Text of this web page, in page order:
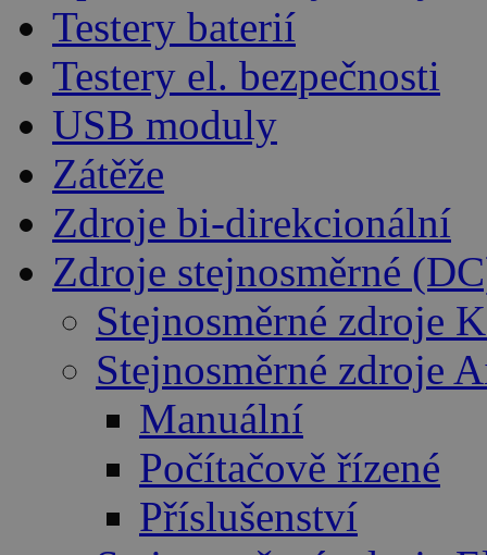
Testery baterií
Testery el. bezpečnosti
USB moduly
Zátěže
Zdroje bi-direkcionální
Zdroje stejnosměrné
Stejnosměrné zdroje
Stejnosměrné zdroje
Manuální
Počítačově řízené
Příslušenství